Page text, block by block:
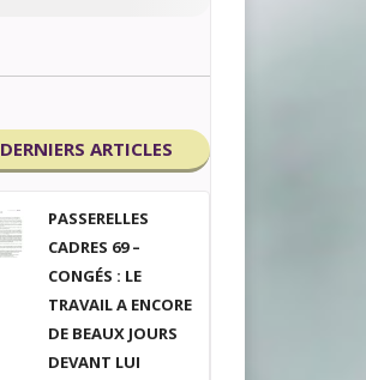
DERNIERS ARTICLES
PASSERELLES
CADRES 69 –
CONGÉS : LE
TRAVAIL A ENCORE
DE BEAUX JOURS
DEVANT LUI